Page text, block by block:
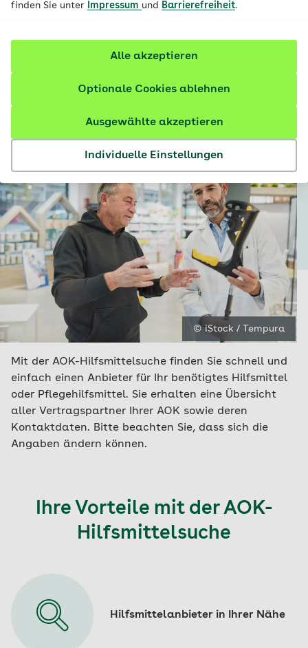
finden Sie unter
Impressum und Barrierefreiheit.
Individuelle Einstellungen
Ausgewählte akzeptieren
Optionale Cookies ablehnen
Alle akzeptieren
Das kann die AOK-
Hilfsmittelsuche
© iStock / Tempura
Mit der AOK-Hilfsmittelsuche finden Sie schnell und
einfach einen Anbieter für Ihr benötigtes Hilfsmittel
oder Pflegehilfsmittel. Sie erhalten eine Übersicht
aller Vertragspartner Ihrer AOK sowie deren
Kontaktdaten. Bitte beachten Sie, dass sich die
Angaben ändern können.
Ihre Vorteile mit der AOK-
Hilfsmittelsuche
Hilfsmittelanbieter in Ihrer Nähe